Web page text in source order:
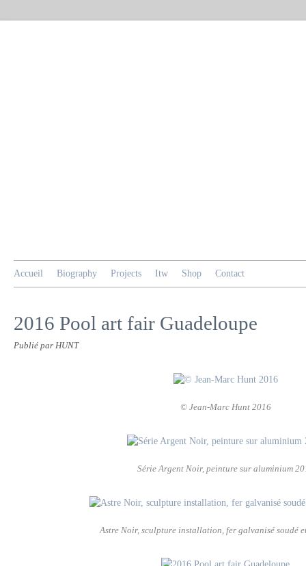
Accueil Biography Projects Itw Shop Contact
2016 Pool art fair Guadeloupe
Publié par HUNT
© Jean-Marc Hunt 2016
Série Argent Noir, peinture sur aluminium
Astre Noir, sculpture installation, fer galvanisé soudé